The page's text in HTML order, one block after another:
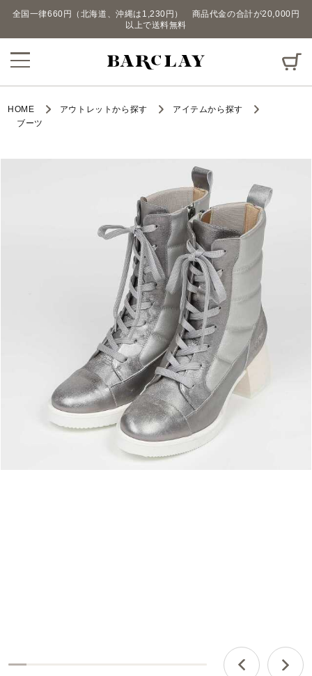
全国一律660円（北海道、沖縄は1,230円） 商品代金の合計が20,000円
以上で送料無料
HOME アウトレットから探す
アイテムから探す
ブーツ
0